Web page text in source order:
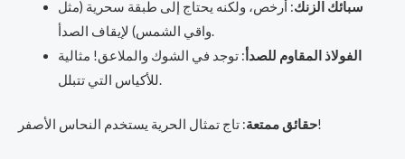
سبائك الزنك: أرخص، ولكنه يحتاج إلى طبقة سحرية (مثل
واقي الشمس) لإيقاف الصدأ.
الفولاذ المقاوم للصدأ: توجد في الشوك والملاعق! مثالية
للأكياس التي تتبلل.
حقائق ممتعة: تاج تمثال الحرية يستخدم النحاس الأصفر!